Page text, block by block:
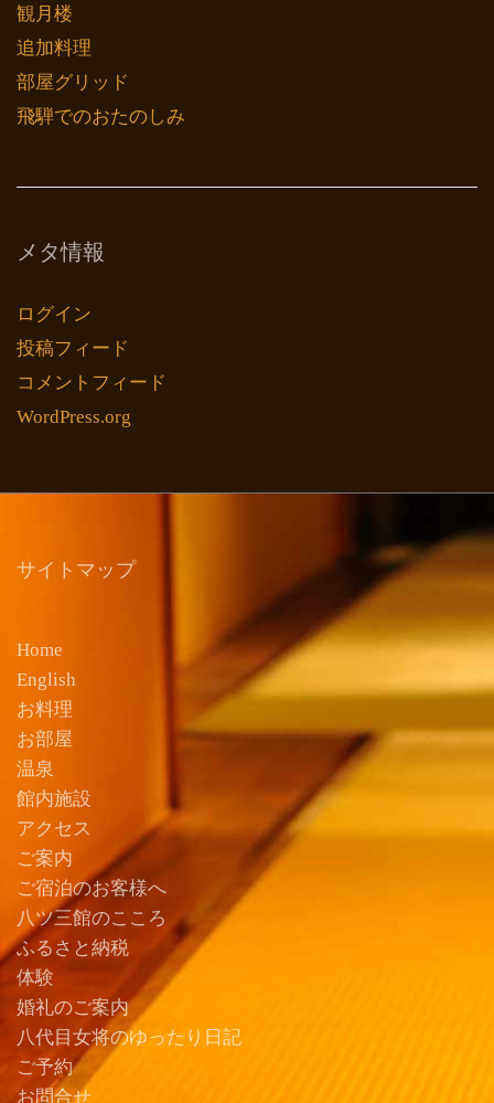
観月楼
追加料理
部屋グリッド
飛騨でのおたのしみ
メタ情報
ログイン
投稿フィード
コメントフィード
WordPress.org
サイトマップ
Home
English
お料理
お部屋
温泉
館内施設
アクセス
ご案内
ご宿泊のお客様へ
八ツ三館のこころ
ふるさと納税
体験
婚礼のご案内
八代目女将のゆったり日記
ご予約
お問合せ